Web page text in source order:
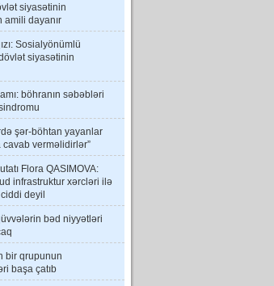
siyasətinin
amili dayanır
Sosialyönümlü
siyasətinin
böhranın səbəbləri
şər-böhtan yayanlar
cavab verməlidirlər”
Flora QASIMOVA:
infrastruktur xərcləri ilə
deyil
bəd niyyətləri
bir qrupunun
başa çatıb